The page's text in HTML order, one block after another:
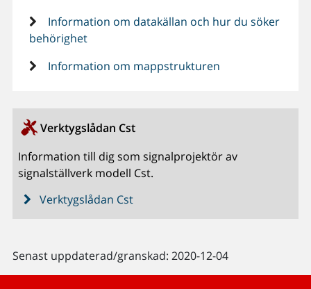
Information om datakällan och hur du söker
behörighet
Information om mappstrukturen
Verktygslådan Cst
Information till dig som signalprojektör av
signalställverk modell Cst.
Verktygslådan Cst
Senast uppdaterad/granskad: 2020-12-04